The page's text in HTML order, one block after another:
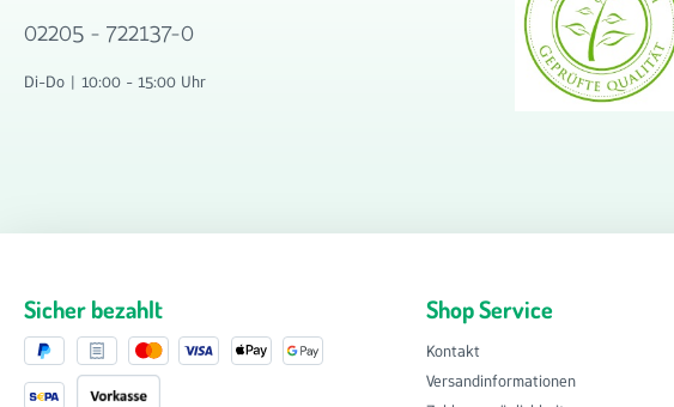
02205 - 722137-0
Di-Do | 10:00 - 15:00 Uhr
Sicher bezahlt Shop Service
Kontakt
Versandinformationen